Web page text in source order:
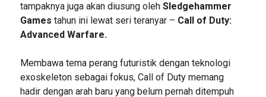
tampaknya juga akan diusung olehSledgehammer
Games tahun ini lewat seri teranyar – Call of Duty:
Advanced Warfare.
Membawa tema perang futuristik dengan teknologi
exoskeleton sebagai fokus, Call of Duty memang
hadir dengan arah baru yang belum pernah ditempuh